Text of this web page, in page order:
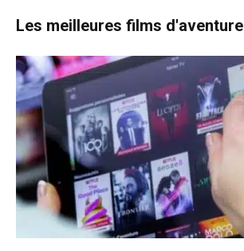
Les meilleures films d'aventure